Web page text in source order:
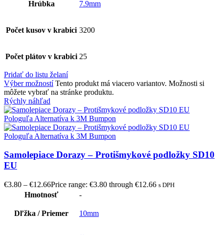
Hrúbka 7.9mm
Počet kusov v krabici 3200
Počet plátov v krabici 25
Pridať do listu želaní
Výber možností Tento produkt má viacero variantov. Možnosti si
môžete vybrať na stránke produktu.
Rýchly náhľad
Samolepiace Dorazy – Protišmykové podložky SD10
EU
€3.80 – €12.66Price range: €3.80 through €12.66 s DPH
Hmotnosť -
Dľžka / Priemer 10mm